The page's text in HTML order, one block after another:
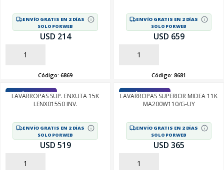
ENVÍO GRATIS EN 2 DÍAS
SOLO POR WEB
USD 214
AÑADIR
Código: 6869
ENVÍO GRATIS EN 2 DÍAS
SOLO POR WEB
USD 659
AÑADIR
Código: 8681
ENVÍO GRATIS
LAVARROPAS SUP. ENXUTA 15K
LENX01550 INV.
ENVÍO GRATIS EN 2 DÍAS
SOLO POR WEB
USD 519
AÑADIR
ENVÍO GRATIS
LAVARROPAS SUPERIOR MIDEA 11K
MA200W110/G-UY
ENVÍO GRATIS EN 2 DÍAS
SOLO POR WEB
USD 365
AÑADIR